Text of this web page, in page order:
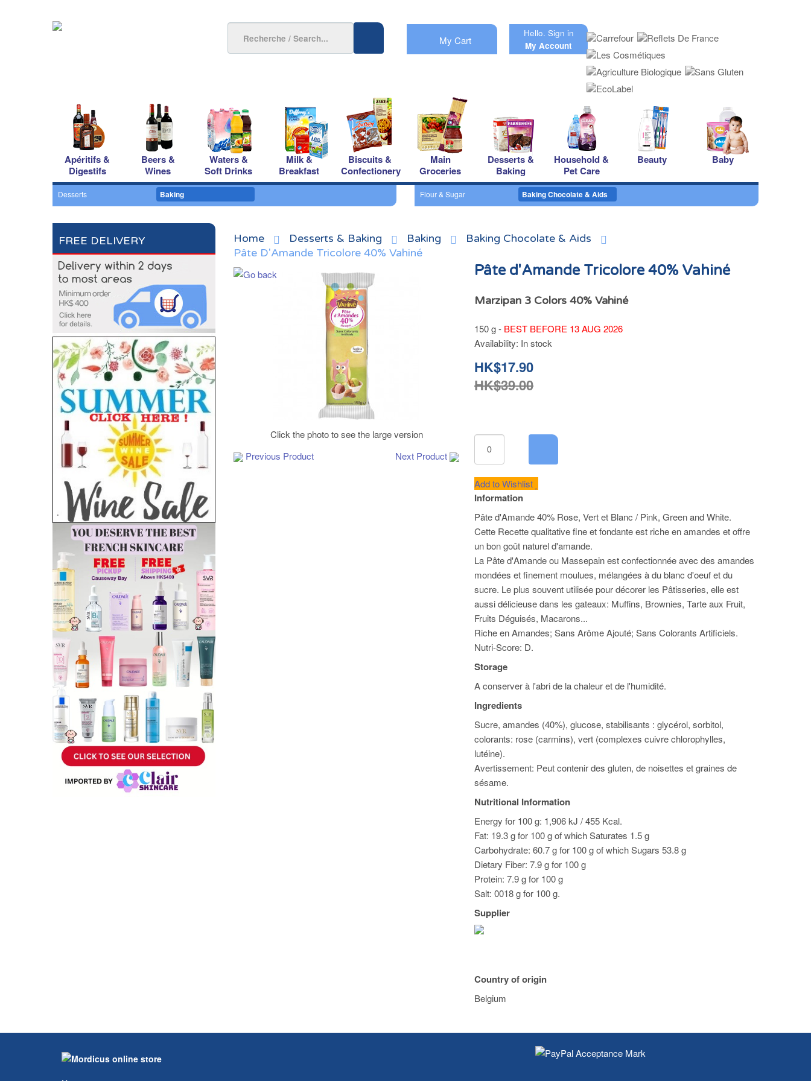
My Cart
Hello. Sign in
My Account
Apéritifs &
Digestifs
Beers &
Wines
Waters &
Soft Drinks
Milk &
Breakfast
Biscuits &
Confectionery
Main
Groceries
Desserts &
Baking
Household &
Pet Care
Beauty Baby
Desserts Baking Flour & Sugar Baking Chocolate & Aids
FREE DELIVERY Home Desserts & Baking Baking
Baking Chocolate & Aids
Pâte D'Amande Tricolore 40% Vahiné
Click the photo to see the large version
Previous Product
Next Product
Pâte d'Amande Tricolore 40% Vahiné
Marzipan 3 Colors 40% Vahiné
150 g - BEST BEFORE 13 AUG 2026
Availability: In stock
HK$17.90
HK$39.00
Add to Wishlist
Information
Pâte d'Amande 40% Rose, Vert et Blanc / Pink, Green and White.
Cette Recette qualitative fine et fondante est riche en amandes et offre
un bon goût naturel d'amande.
La Pâte d'Amande ou Massepain est confectionnée avec des amandes
mondées et finement moulues, mélangées à du blanc d'oeuf et du
sucre. Le plus souvent utilisée pour décorer les Pâtisseries, elle est
aussi délicieuse dans les gateaux: Muffins, Brownies, Tarte aux Fruit,
Fruits Déguisés, Macarons...
Riche en Amandes; Sans Arôme Ajouté; Sans Colorants Artificiels.
Nutri-Score: D.
Storage
A conserver à l'abri de la chaleur et de l'humidité.
Ingredients
Sucre, amandes (40%), glucose, stabilisants : glycérol, sorbitol,
colorants: rose (carmins), vert (complexes cuivre chlorophylles,
lutéine).
Avertissement: Peut contenir des gluten, de noisettes et graines de
sésame.
Nutritional Information
Energy for 100 g: 1,906 kJ / 455 Kcal.
Fat: 19.3 g for 100 g of which Saturates 1.5 g
Carbohydrate: 60.7 g for 100 g of which Sugars 53.8 g
Dietary Fiber: 7.9 g for 100 g
Protein: 7.9 g for 100 g
Salt: 0018 g for 100 g.
Supplier
Country of origin
Belgium